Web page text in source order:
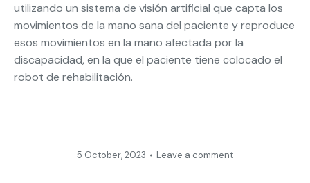
utilizando un sistema de visión artificial que capta los
movimientos de la mano sana del paciente y reproduce
esos movimientos en la mano afectada por la
discapacidad, en la que el paciente tiene colocado el
robot de rehabilitación.
5 October, 2023 Leave a comment